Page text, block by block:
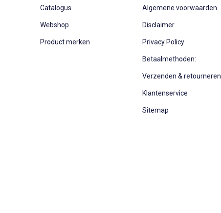
Catalogus
Webshop
Product merken
Algemene voorwaarden
Disclaimer
Privacy Policy
Betaalmethoden:
Verzenden & retourneren
Klantenservice
Sitemap